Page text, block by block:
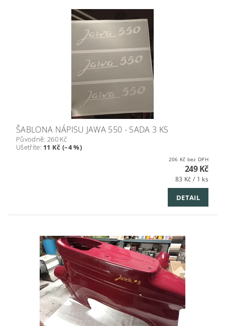
ŠABLONA NÁPISU JAWA 550 - SADA 3 KS
Původně: 260 Kč
Ušetříte: 11 Kč (–4 %)
206 Kč bez DPH
249 Kč
83 Kč / 1 ks
DETAIL